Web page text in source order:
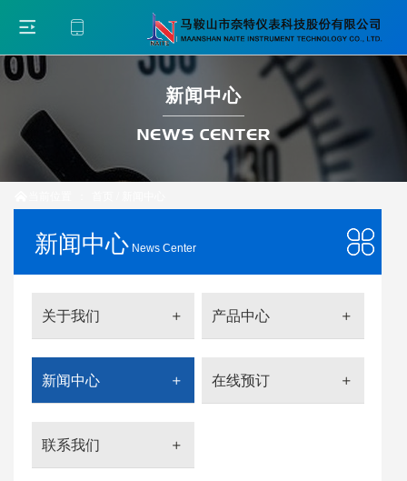
新闻中心
NEWS CENTER
新闻中心 News Center
关于我们 产品中心
新闻中心 在线预订
联系我们